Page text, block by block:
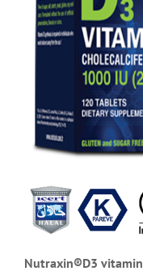
Nutraxin®D3 vitamin